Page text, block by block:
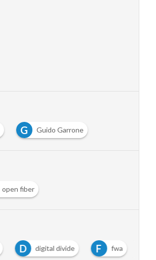
G Guido Garrone
open fiber
D digital divide F fwa